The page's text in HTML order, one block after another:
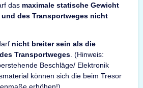
das maximale statische Gewicht
des Transportweges nicht
nicht breiter sein als die
Transportweges . (Hinweis:
Beschläge/ Elektronik
können sich die beim Tresor
erhöhen!)